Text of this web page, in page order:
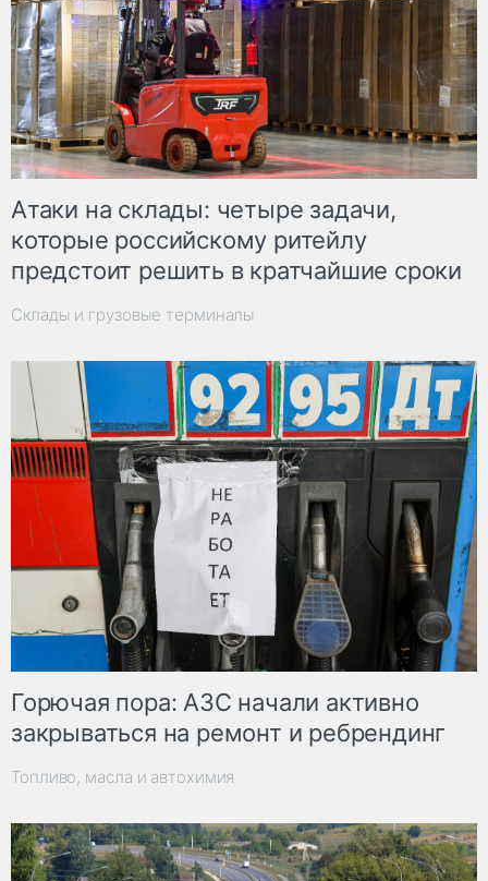
Атаки на склады: четыре задачи,
которые российскому ритейлу
предстоит решить в кратчайшие сроки
Склады и грузовые терминалы
Горючая пора: АЗС начали активно
закрываться на ремонт и ребрендинг
Топливо, масла и автохимия